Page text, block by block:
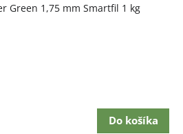
Green 1,75 mm Smartfil 1 kg
Do košíka